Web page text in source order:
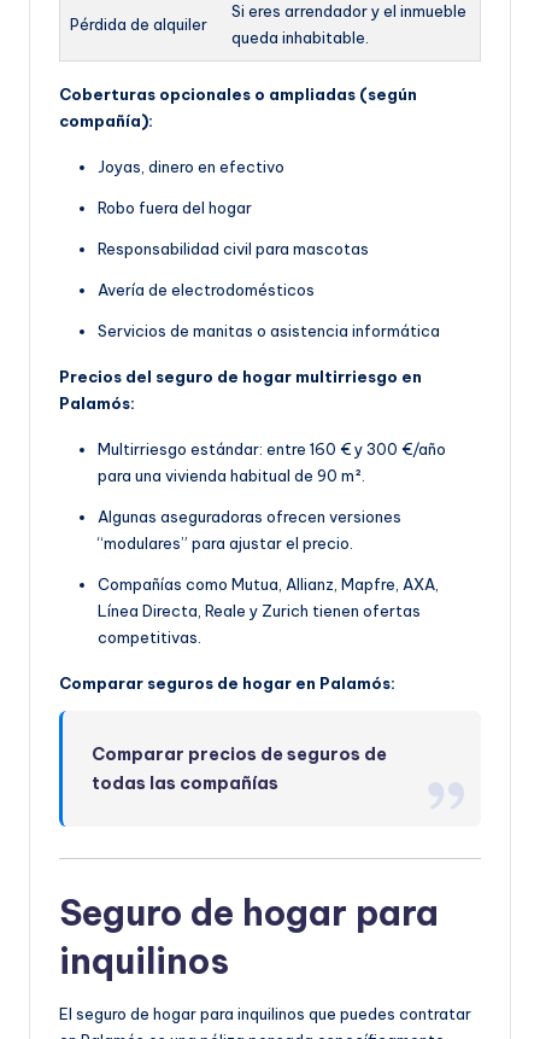
Pérdida de alquiler
Si eres arrendador y el inmueble
queda inhabitable.
Coberturas opcionales o ampliadas (según
compañía):
Joyas, dinero en efectivo
Robo fuera del hogar
Responsabilidad civil para mascotas
Avería de electrodomésticos
Servicios de manitas o asistencia informática
Precios del seguro de hogar multirriesgo en
Palamós:
Multirriesgo estándar: entre 160 € y 300 €/año
para una vivienda habitual de 90 m².
Algunas aseguradoras ofrecen versiones
“modulares” para ajustar el precio.
Compañías como Mutua, Allianz, Mapfre, AXA,
Línea Directa, Reale y Zurich tienen ofertas
competitivas.
Comparar seguros de hogar en Palamós:
Comparar precios de seguros de
todas las compañías
Seguro de hogar para
inquilinos
El seguro de hogar para inquilinos que puedes contratar